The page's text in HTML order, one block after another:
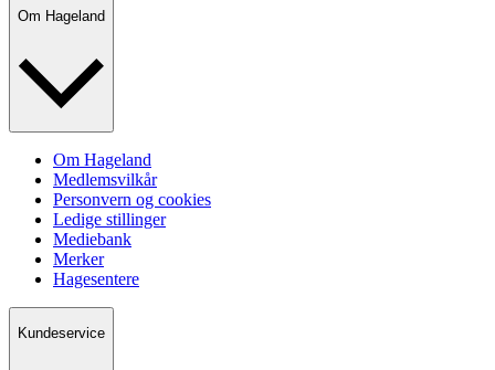
Om Hageland
Om Hageland
Medlemsvilkår
Personvern og cookies
Ledige stillinger
Mediebank
Merker
Hagesentere
Kundeservice